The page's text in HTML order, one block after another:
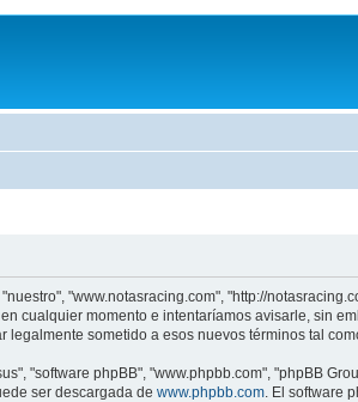
"www.notasracing.com", "http://
cualquier momento e intentaríamos avisarle, sin
legalmente sometido a esos nuevos términos tal
"software phpBB", "www.phpbb.com", "phpBB
ser descargada de www.phpbb.com. El software